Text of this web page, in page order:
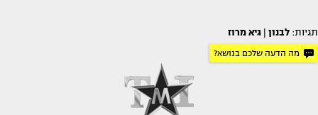
תגיות: לבנון גיא מרוז
מה הדעה שלכם בנושא?